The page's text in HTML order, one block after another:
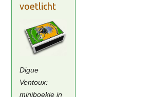
voetlicht
Digue
Ventoux:
miniboekje in